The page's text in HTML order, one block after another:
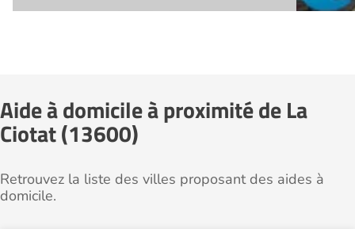
Aide à domicile à proximité de La
Ciotat (13600)
Retrouvez la liste des villes proposant des aides à
domicile.